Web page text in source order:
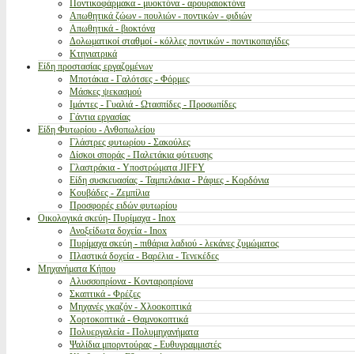
Ποντικοφάρμακα - μυοκτόνα - αρουραιοκτόνα
Απωθητικά ζώων - πουλιών - ποντικών - φιδιών
Απωθητικά - βιοκτόνα
Δολωματικοί σταθμοί - κόλλες ποντικών - ποντικοπαγίδες
Κτηνιατρικά
Είδη προστασίας εργαζομένων
Μποτάκια - Γαλότσες - Φόρμες
Μάσκες ψεκασμού
Ιμάντες - Γυαλιά - Ωτασπίδες - Προσωπίδες
Γάντια εργασίας
Είδη Φυτωρίου - Ανθοπωλείου
Γλάστρες φυτωρίου - Σακούλες
Δίσκοι σποράς - Παλετάκια φύτευσης
Γλαστράκια - Υποστρώματα JIFFY
Είδη συσκευασίας - Ταμπελάκια - Ράφιες - Κορδόνια
Κουβάδες - Ζεμπίλια
Προσφορές ειδών φυτωρίου
Οικολογικά σκεύη- Πυρίμαχα - Inox
Ανοξείδωτα δοχεία - Inox
Πυρίμαχα σκεύη - πιθάρια λαδιού - λεκάνες ζυμώματος
Πλαστικά δοχεία - Βαρέλια - Τενεκέδες
Μηχανήματα Κήπου
Αλυσσοπρίονα - Κονταροπρίονα
Σκαπτικά - Φρέζες
Μηχανές γκαζόν - Χλοοκοπτικά
Χορτοκοπτικά - Θαμνοκοπτικά
Πολυεργαλεία - Πολυμηχανήματα
Ψαλίδια μπορντούρας - Ευθυγραμμιστές